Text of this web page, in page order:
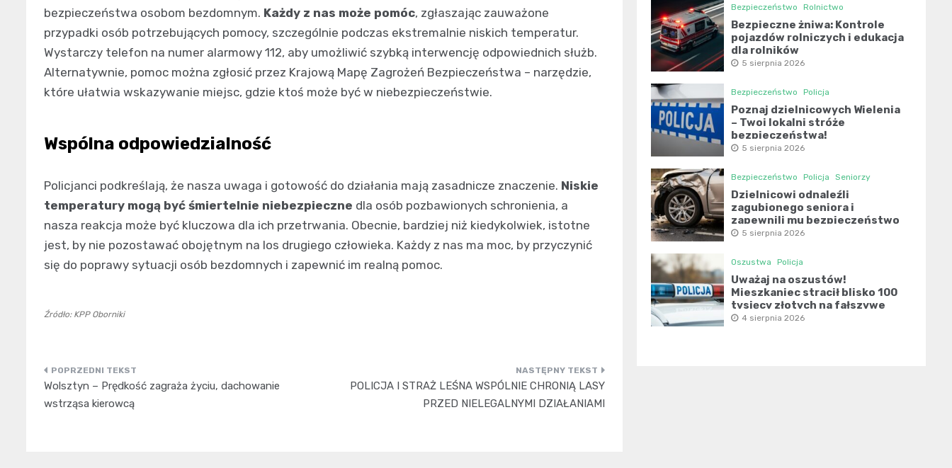
bezpieczeństwa osobom bezdomnym. Każdy z nas może pomóc, zgłaszając zauważone
przypadki osób potrzebujących pomocy, szczególnie podczas ekstremalnie niskich temperatur.
Wystarczy telefon na numer alarmowy 112, aby umożliwić szybką interwencję odpowiednich służb.
Alternatywnie, pomoc można zgłosić przez Krajową Mapę Zagrożeń Bezpieczeństwa – narzędzie,
które ułatwia wskazywanie miejsc, gdzie ktoś może być w niebezpieczeństwie.
Wspólna odpowiedzialność
Policjanci podkreślają, że nasza uwaga i gotowość do działania mają zasadnicze znaczenie. Niskie
temperatury mogą być śmiertelnie niebezpieczne dla osób pozbawionych schronienia, a
nasza reakcja może być kluczowa dla ich przetrwania. Obecnie, bardziej niż kiedykolwiek, istotne
jest, by nie pozostawać obojętnym na los drugiego człowieka. Każdy z nas ma moc, by przyczynić
się do poprawy sytuacji osób bezdomnych i zapewnić im realną pomoc.
Źródło: KPP Oborniki
Nawigacja
wpisu
Wolsztyn – Prędkość zagraża życiu, dachowanie
wstrząsa kierowcą
POLICJA I STRAŻ LEŚNA WSPÓLNIE CHRONIĄ LASY
PRZED NIELEGALNYMI DZIAŁANIAMI
Bezpieczeństwo Rolnictwo
Bezpieczne żniwa: Kontrole
pojazdów rolniczych i edukacja
dla rolników
5 sierpnia 2026
Bezpieczeństwo Policja
Poznaj dzielnicowych Wielenia
– Twoi lokalni stróże
bezpieczeństwa!
5 sierpnia 2026
Bezpieczeństwo Policja Seniorzy
Dzielnicowi odnaleźli
zagubionego seniora i
zapewnili mu bezpieczeństwo
5 sierpnia 2026
Oszustwa Policja
Uważaj na oszustów!
Mieszkaniec stracił blisko 100
tysięcy złotych na fałszywe
inwestycje
4 sierpnia 2026